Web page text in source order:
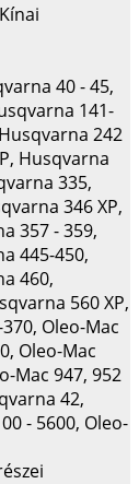
40 - 45,
141-
242
Husqvarna
335,
346 XP,
357 - 359,
445-450,
460,
560 XP,
Oleo-Mac
Oleo-Mac
Mac 947, 952
42,
- 5600, Oleo-